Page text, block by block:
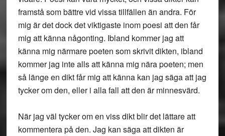
framstå som bättre vid vissa tillfällen än andra. För
mig är det dock det viktigaste inom poesi att den får
mig att känna någonting. Ibland kommer jag att
känna mig närmare poeten som skrivit dikten, ibland
kommer jag inte alls att känna mig nära poeten; men
så länge en dikt får mig att känna kan jag säga att jag
tycker om den, eller i alla fall att den är minnesvärd.
När jag väl tycker om en viss dikt blir det lättare att
kommentera på den. Jag kan säga att dikten är